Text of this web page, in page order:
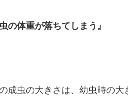
の体重が落ちてしまう』
成虫の大きさは、幼虫時の